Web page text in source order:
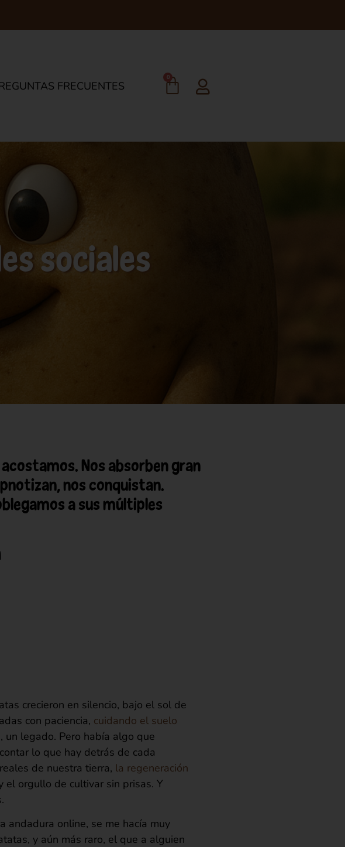
FRECUENTES
0
sociales
Nos absorben gran
nos conquistan.
a sus múltiples
crecieron en silencio, bajo el sol de
con paciencia, cuidando el suelo
un legado. Pero había algo que
lo que hay detrás de cada
de nuestra tierra, la regeneración
el orgullo de cultivar sin prisas. Y
andadura online, se me hacía muy
y aún más raro, el que a alguien